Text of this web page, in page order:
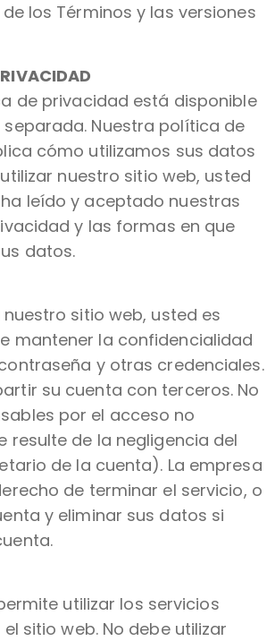
los Términos y las versiones
de privacidad está disponible
Nuestra política de
cómo utilizamos sus datos
nuestro sitio web, usted
leído y aceptado nuestras
y las formas en que
datos.
sitio web, usted es
mantener la confidencialidad
y otras credenciales.
su cuenta con terceros. No
por el acceso no
resulte de la negligencia del
de la cuenta). La empresa
de terminar el servicio, o
y eliminar sus datos si
utilizar los servicios
sitio web. No debe utilizar